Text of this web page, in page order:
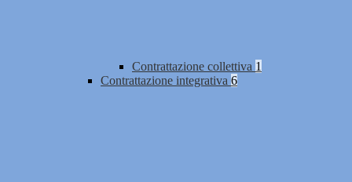
Contrattazione collettiva 1
Contrattazione integrativa 6